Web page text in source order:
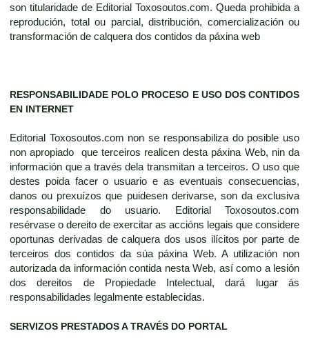
son titularidade de Editorial Toxosoutos.com. Queda prohibida a
reprodución, total ou parcial, distribución, comercialización ou
transformación de calquera dos contidos da páxina web
RESPONSABILIDADE POLO PROCESO E USO DOS CONTIDOS
EN INTERNET
Editorial Toxosoutos.com non se responsabiliza do posible uso
non apropiado que terceiros realicen desta páxina Web, nin da
información que a través dela transmitan a terceiros. O uso que
destes poida facer o usuario e as eventuais consecuencias,
danos ou prexuízos que puidesen derivarse, son da exclusiva
responsabilidade do usuario. Editorial Toxosoutos.com
resérvase o dereito de exercitar as accións legais que considere
oportunas derivadas de calquera dos usos ilícitos por parte de
terceiros dos contidos da súa páxina Web. A utilización non
autorizada da información contida nesta Web, así como a lesión
dos dereitos de Propiedade Intelectual, dará lugar ás
responsabilidades legalmente establecidas.
SERVIZOS PRESTADOS A TRAVÉS DO PORTAL